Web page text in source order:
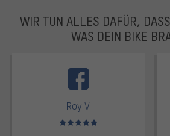
WIR TUN ALLES DAFÜR,
WAS DEIN BIKE
Roy V.
Bewertungen: 5 von 5